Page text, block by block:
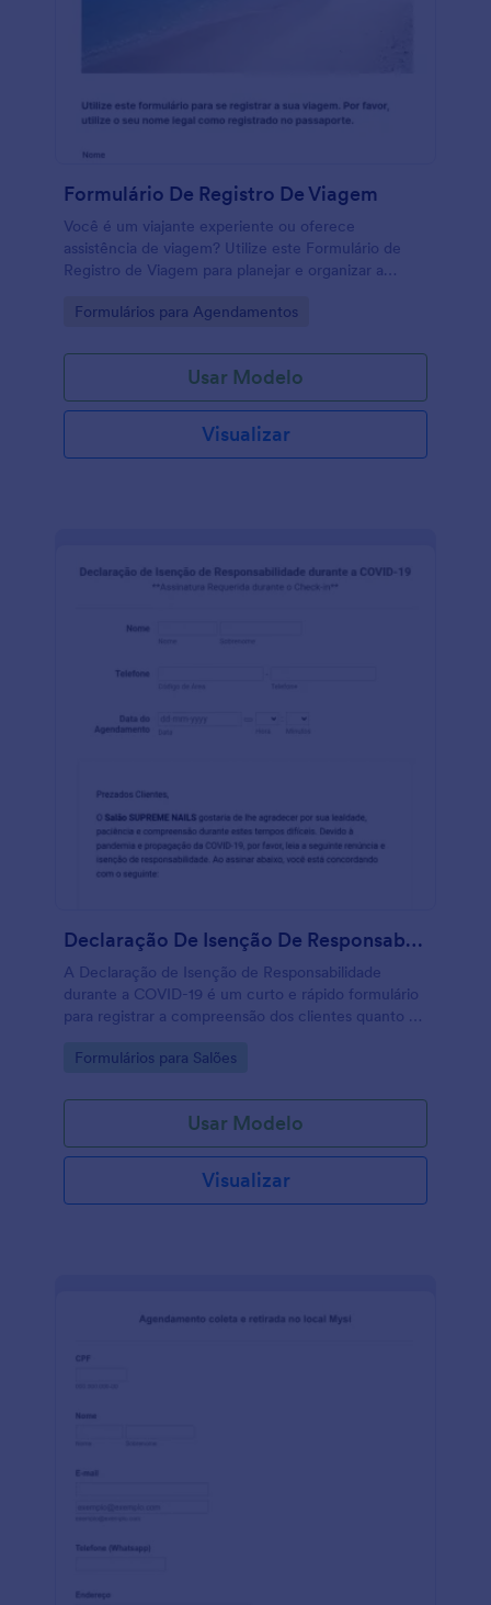
Formulário De Registro De Viagem
Você é um viajante experiente ou oferece
assistência de viagem? Utilize este Formulário de
Registro de Viagem para planejar e organizar a
formulário de registro para os seus clientes para que
informações necessárias sobre as preferências
deles. Este formulário de Registro de Viagem coleta
informações pessoais e informações da viagem
como nome do Cruzeiro ou Hotel, tipo de quarto e
contato de emergência. Envie este Formulário de
Go to Category:
Formulários para Agendamentos
Usar Modelo
Visualizar
Declaração De Isenção De Responsabilidade Durante A COVID 19
A Declaração de Isenção de Responsabilidade
durante a COVID-19 é um curto e rápido formulário
para registrar a compreensão dos clientes quanto as
da COVID-19 e também para coletar a assinatura dos
responsabilidade ao fornecer serviços durante a
Go to Category:
Formulários para Salões
Usar Modelo
Visualizar